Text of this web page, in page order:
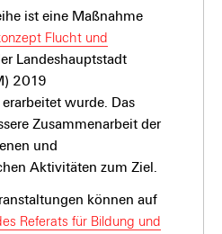
ist eine Maßnahme
Flucht und
Landeshauptstadt
2019
wurde. Das
Zusammenarbeit der
und
Aktivitäten zum Ziel.
können auf
Referats für Bildung und